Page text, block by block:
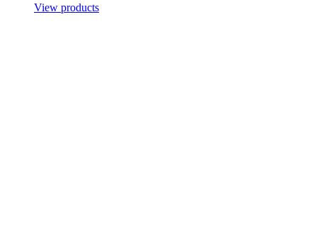
View products